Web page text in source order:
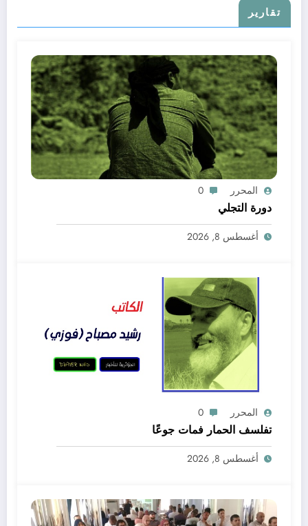
تقارير
المحرر 0
دورة التجلي
أغسطس 8, 2026
المحرر 0
تفلسف الحمار فمات جوعًا
أغسطس 8, 2026